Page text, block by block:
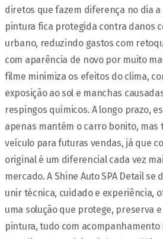
diretos que fazem diferença no dia
pintura fica protegida contra danos
urbano, reduzindo gastos com
com aparência de novo por muito
filme minimiza os efeitos do clima,
exposição ao sol e manchas
respingos químicos. A longo prazo,
apenas mantém o carro bonito, mas
veículo para futuras vendas, já que
original é um diferencial cada vez
mercado. A Shine Auto SPA Detail
unir técnica, cuidado e experiência,
uma solução que protege, preserva
pintura, tudo com acompanhamento